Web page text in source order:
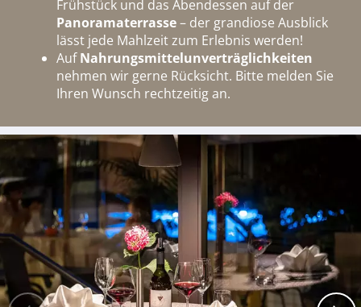
Frühstück und das Abendessen auf der
Panoramaterrasse– der grandiose Ausblick
lässt jede Mahlzeit zum Erlebnis werden!
AufNahrungsmittelunverträglichkeiten
nehmen wir gerne Rücksicht. Bitte melden Sie
Ihren Wunsch rechtzeitig an.